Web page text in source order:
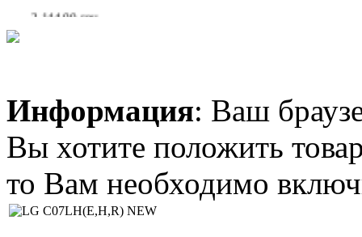
FUJITSU
IDEA ISR-12HR-
Информация: Ваш
Вы хотите положить
то Вам необходимо